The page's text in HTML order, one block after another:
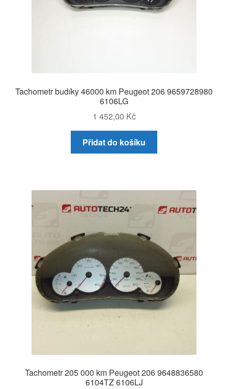
Tachometr budíky 46000 km Peugeot 206 9659728980
6106LG
1 452,00 Kč
Přidat do košíku
Tachometr 205 000 km Peugeot 206 9648836580
6104TZ 6106LJ